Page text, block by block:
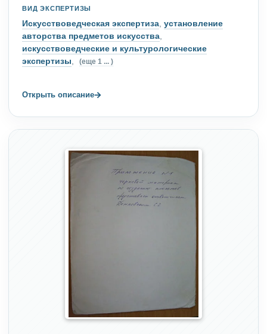
ВИД ЭКСПЕРТИЗЫ
Искусствоведческая экспертиза, установление
авторства предметов искусства,
искусствоведческие и культурологические
экспертизы, (еще 1 ... )
Открыть описание→